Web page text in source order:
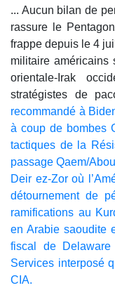
... Aucun bilan de
rassure le
frappe depuis le 4
militaire américains
orientale-Irak
stratégistes de
recommandé à
à coup de bombes
tactiques de la
passage Qaem/
Deir ez-Zor où
détournement de
ramifications au
en Arabie saoudite
fiscal de
Services interposé
CIA.